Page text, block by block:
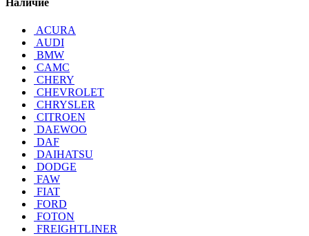
Наличие
ACURA
AUDI
BMW
CAMC
CHERY
CHEVROLET
CHRYSLER
CITROEN
DAEWOO
DAF
DAIHATSU
DODGE
FAW
FIAT
FORD
FOTON
FREIGHTLINER